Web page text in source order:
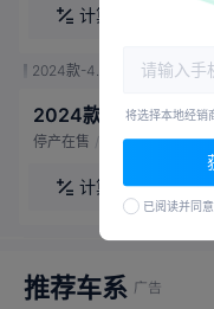
计算
2024款-4.4升 双涡轮增压
2024款 xDrive
停产在售 / 98%的人关注
计算
推荐车系
将选择本地经销
已阅读并同意